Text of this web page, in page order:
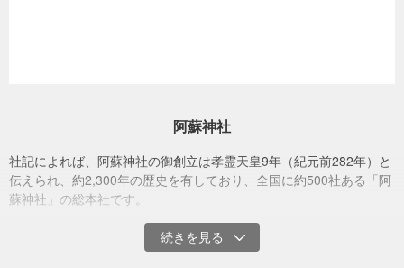
令和3年6月末に拝殿再建工事が完了いたします。楼門復旧工事では
令和3年2月18日に「立柱祭」が行われ組み立てが始まりました。
阿蘇神社
社記によれば、阿蘇神社の御創立は孝霊天皇9年（紀元前282年）と
伝えられ、約2,300年の歴史を有しており、全国に約500社ある「阿
蘇神社」の総本社です。